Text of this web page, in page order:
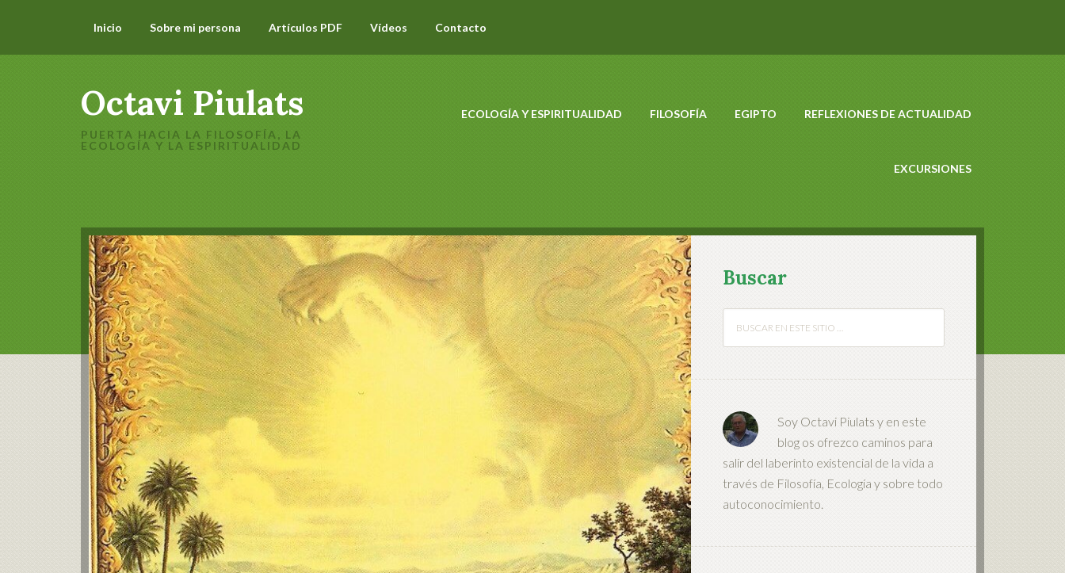
Inicio Sobre mi persona Artículos PDF Vídeos Contacto
Octavi Piulats
PUERTA HACIA LA FILOSOFÍA, LA
ECOLOGÍA Y LA ESPIRITUALIDAD
ECOLOGÍA Y ESPIRITUALIDAD FILOSOFÍA EGIPTO REFLEXIONES DE ACTUALIDAD
EXCURSIONES
Buscar
Soy Octavi Piulats y en este
blog os ofrezco caminos para
salir del laberinto existencial de la vida a
través de Filosofía, Ecología y sobre todo
autoconocimiento.